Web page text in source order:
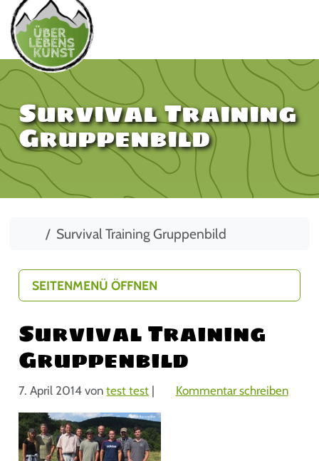
Survival Training
Gruppenbild
StartSurvival Training Gruppenbild
Survival Training
Gruppenbild
7. April 2014 vontest test | Kommentar schreiben
SEITENMENÜ ÖFFNEN